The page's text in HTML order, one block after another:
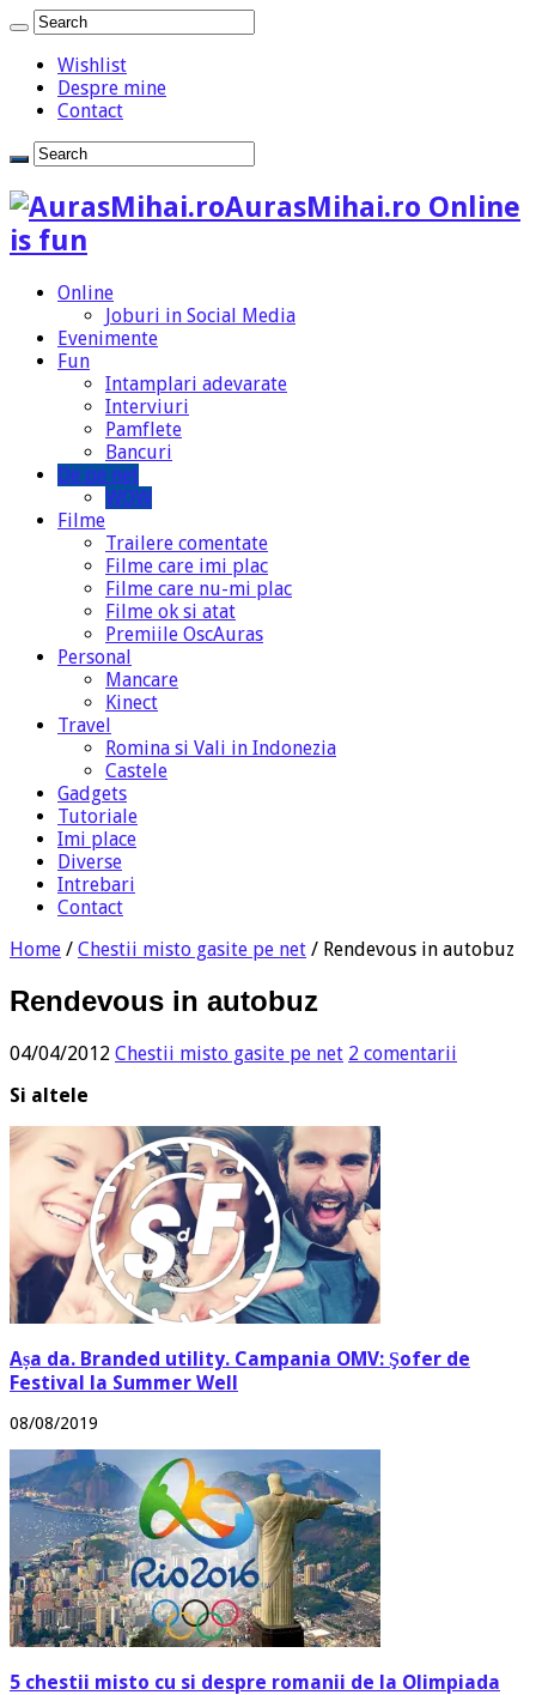
Wishlist
Despre mine
Contact
AurasMihai.ro Online
is fun
Online
Joburi in Social Media
Evenimente
Fun
Intamplari adevarate
Interviuri
Pamflete
Bancuri
De pe net
WOW
Filme
Trailere comentate
Filme care imi plac
Filme care nu-mi plac
Filme ok si atat
Premiile OscAuras
Personal
Mancare
Kinect
Travel
Romina si Vali in Indonezia
Castele
Gadgets
Tutoriale
Imi place
Diverse
Intrebari
Contact
Home / Chestii misto gasite pe net / Rendevous in autobuz
Rendevous in autobuz
04/04/2012 Chestii misto gasite pe net 2 comentarii
Si altele
Așa da. Branded utility. Campania OMV: Şofer de
Festival la Summer Well
08/08/2019
5 chestii misto cu si despre romanii de la Olimpiada